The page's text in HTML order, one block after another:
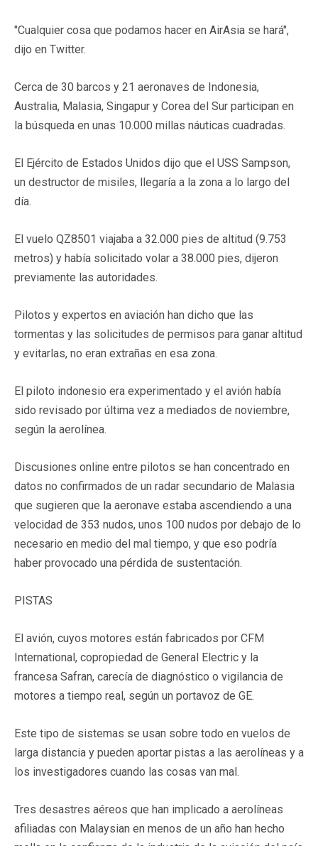
"Cualquier cosa que podamos hacer en AirAsia se hará",
dijo en Twitter.
Cerca de 30 barcos y 21 aeronaves de Indonesia,
Australia, Malasia, Singapur y Corea del Sur participan en
la búsqueda en unas 10.000 millas náuticas cuadradas.
El Ejército de Estados Unidos dijo que el USS Sampson,
un destructor de misiles, llegaría a la zona a lo largo del
día.
El vuelo QZ8501 viajaba a 32.000 pies de altitud (9.753
metros) y había solicitado volar a 38.000 pies, dijeron
previamente las autoridades.
Pilotos y expertos en aviación han dicho que las
tormentas y las solicitudes de permisos para ganar altitud
y evitarlas, no eran extrañas en esa zona.
El piloto indonesio era experimentado y el avión había
sido revisado por última vez a mediados de noviembre,
según la aerolínea.
Discusiones online entre pilotos se han concentrado en
datos no confirmados de un radar secundario de Malasia
que sugieren que la aeronave estaba ascendiendo a una
velocidad de 353 nudos, unos 100 nudos por debajo de lo
necesario en medio del mal tiempo, y que eso podría
haber provocado una pérdida de sustentación.
PISTAS
El avión, cuyos motores están fabricados por CFM
International, copropiedad de General Electric y la
francesa Safran, carecía de diagnóstico o vigilancia de
motores a tiempo real, según un portavoz de GE.
Este tipo de sistemas se usan sobre todo en vuelos de
larga distancia y pueden aportar pistas a las aerolíneas y a
los investigadores cuando las cosas van mal.
Tres desastres aéreos que han implicado a aerolíneas
afiliadas con Malaysian en menos de un año han hecho